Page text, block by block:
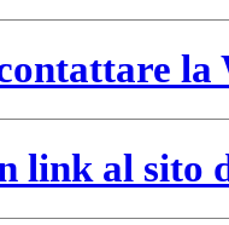
link al sito